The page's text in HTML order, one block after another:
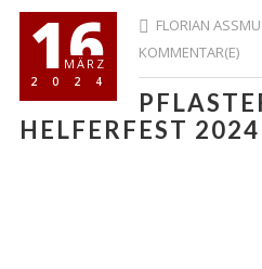
16
MÄRZ
2024
FLORIAN
KOMMENTAR(E)
HELFERFEST 2024